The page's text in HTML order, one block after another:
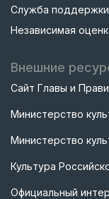
Служба поддержки
Независимая
Внешние
Сайт Главы и
Министерство
Министерство
Культура
Официальный